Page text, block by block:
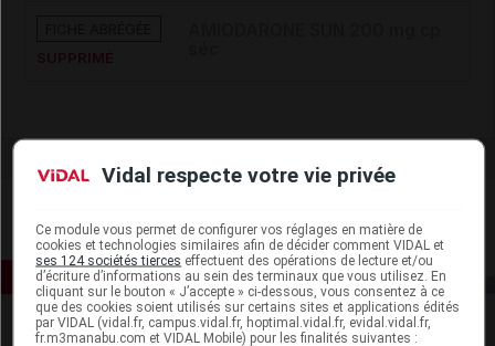
Vidal respecte votre vie privée
Ce module vous permet de configurer vos réglages en matière de
cookies et technologies similaires afin de décider comment VIDAL et
ses 124 sociétés tierces effectuent des opérations de lecture et/ou
d’écriture d’informations au sein des terminaux que vous utilisez. En
cliquant sur le bouton « J’accepte » ci-dessous, vous consentez à ce
que des cookies soient utilisés sur certains sites et applications édités
par VIDAL (vidal.fr, campus.vidal.fr, hoptimal.vidal.fr, evidal.vidal.fr,
fr.m3manabu.com et VIDAL Mobile) pour les finalités suivantes :